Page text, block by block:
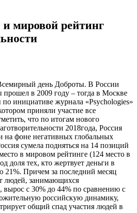
мировой рейтинг
день Доброты. В России
в 2009 году – тогда в Москве
инициативе журнала «Psychologies»
приняли участие все
что по итогам нового
2018года, Россия
на фоне негативных глобальных
сумела подняться на 14 позиций
в мировом рейтинге (124 место в
доля тех, кто жертвует деньги в
Причем за последний месяц
людей, занимающихся
вырос с 30% до 44% по сравнению с
российскую динамику,
общий спад участия людей в